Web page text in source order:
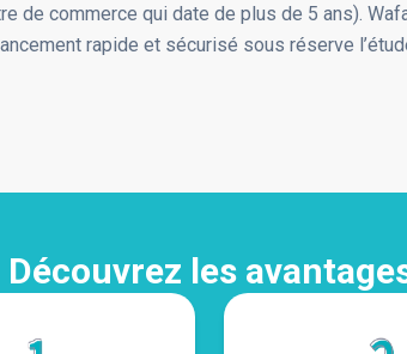
de commerce qui date de plus de 5 ans).
rapide et sécurisé sous réserve
Découvrez les